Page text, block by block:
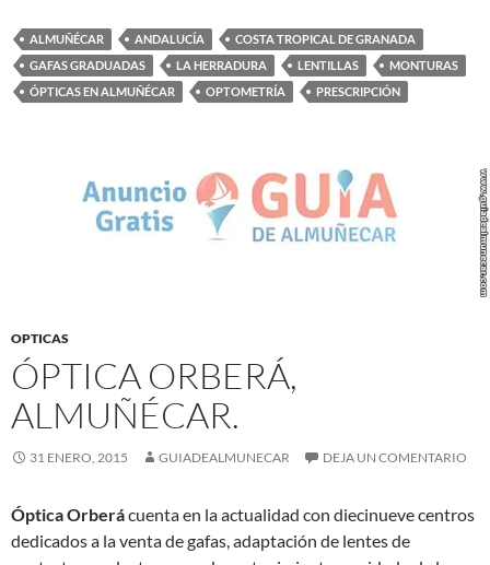
ALMUÑÉCAR ANDALUCÍA
COSTA TROPICAL DE GRANADA
GAFAS GRADUADAS
LA HERRADURA LENTILLAS
MONTURAS
ÓPTICAS EN ALMUÑÉCAR
OPTOMETRÍA PRESCRIPCIÓN
OPTICAS
ÓPTICA ORBERÁ,
ALMUÑÉCAR.
31 ENERO, 2015 GUIADEALMUNECAR DEJA UN COMENTARIO
Óptica Orberácuenta en la actualidad con diecinueve centros
dedicados a la venta de gafas, adaptación de lentes de